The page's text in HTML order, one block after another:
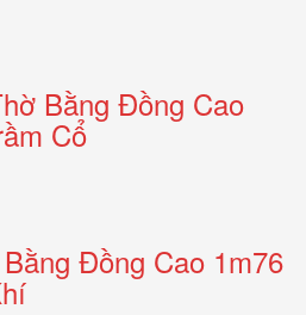
Bằng Đồng Cao
Cổ
Đồng Cao 1m76